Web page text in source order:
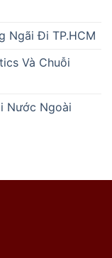
Ngãi Đi TP.HCM
Và Chuỗi
Nước Ngoài